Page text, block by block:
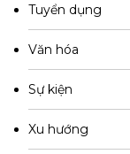
Tuyển dụng
Văn hóa
Sự kiện
Xu hướng